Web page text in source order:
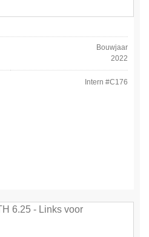
Bouwjaar
2022
Intern #C176